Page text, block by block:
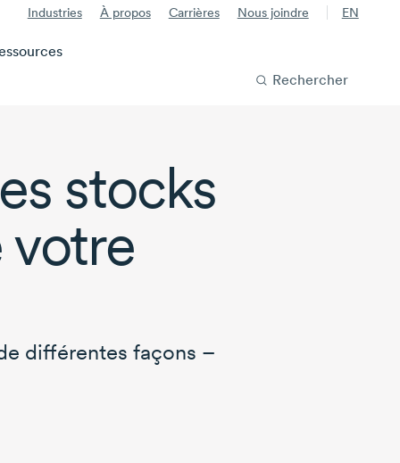
Industries À propos Carrières Nous joindre EN
Rechercher
stocks
votre
différentes façons –